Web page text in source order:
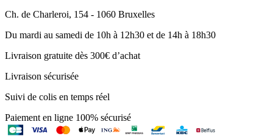
Ch. de Charleroi, 154 - 1060 Bruxelles
Du mardi au samedi de 10h à 12h30 et de 14h à 18h30
Livraison gratuite dès 300€ d’achat
Livraison sécurisée
Suivi de colis en temps réel
Paiement en ligne 100% sécurisé